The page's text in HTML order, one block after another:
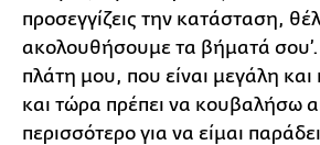
προσεγγίζεις την κατάσταση,
ακολουθήσουμε τα βήματά σου’.
πλάτη μου, που είναι μεγάλη
και τώρα πρέπει να κουβαλήσω
περισσότερο για να είμαι